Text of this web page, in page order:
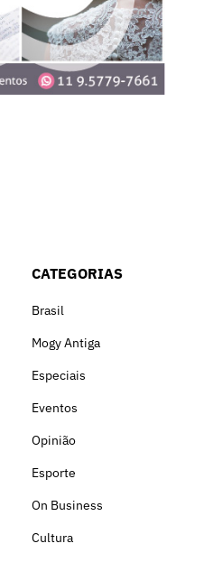
CATEGORIAS
Brasil
Mogy Antiga
Especiais
Eventos
Opinião
Esporte
On Business
Cultura